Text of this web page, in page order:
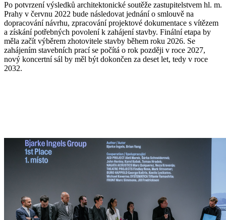
Po potvrzení výsledků architektonické soutěže zastupitelstvem hl. m.
Prahy v červnu 2022 bude následovat jednání o smlouvě na
dopracování návrhu, zpracování projektové dokumentace s vítězem
a získání potřebných povolení k zahájení stavby. Finální etapa by
měla začít výběrem zhotovitele stavby během roku 2026. Se
zahájením stavebních prací se počítá o rok později v roce 2027,
nový koncertní sál by měl být dokončen za deset let, tedy v roce
2032.